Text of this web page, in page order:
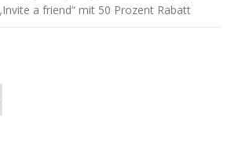
a friend“ mit 50 Prozent Rabatt